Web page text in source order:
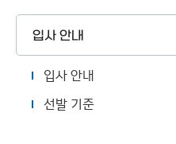
입사 안내
입사 안내
선발 기준